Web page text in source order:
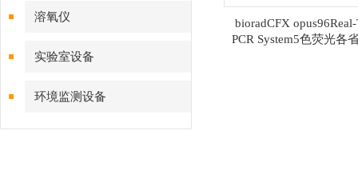
溶氧仪
实验室设备
环境监测设备
bioradCFX
PCR System5色荧光各